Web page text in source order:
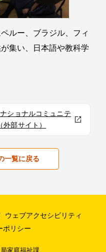
ルー、ブラジル、フィ
集い、日本語や教科学
ショナルコミュニテ
部サイト）
一覧に戻る
ウェブアクセシビリティ
ポリシー